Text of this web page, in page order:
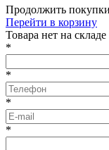
Продолжить покупки
Перейти в корзину
Товарa нет на складе
*
*
*
*